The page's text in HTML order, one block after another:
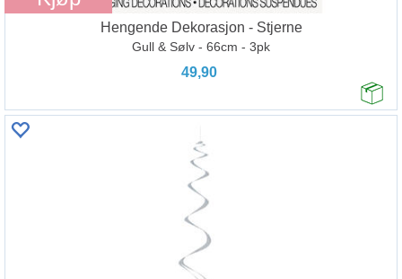
Hengende Dekorasjon - Stjerne
Gull & Sølv - 66cm - 3pk
49,90